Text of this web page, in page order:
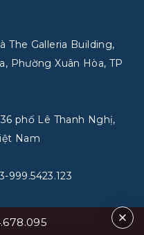
The Galleria Building,
Phường Xuân Hòa, TP
phố Lê Thanh Nghị,
Nam
999.5423.123